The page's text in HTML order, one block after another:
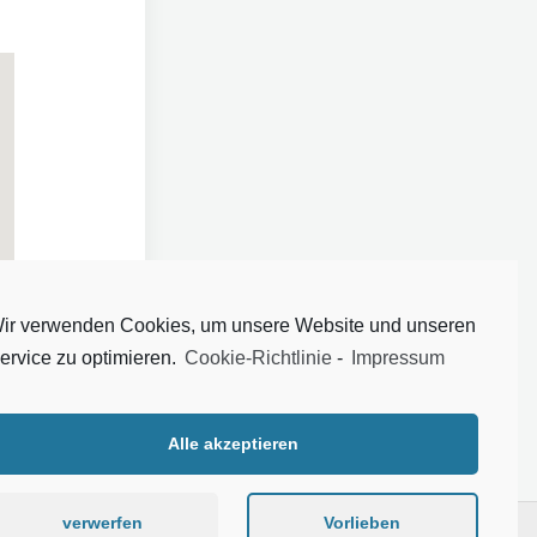
verwenden Cookies, um unsere Website und unseren
zu optimieren. Cookie-Richtlinie - Impressum
Alle akzeptieren
verwerfen Vorlieben